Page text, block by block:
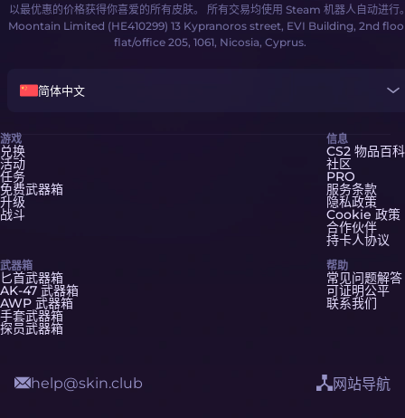
以最优惠的价格获得你喜爱的所有皮肤。 所有交易均使用 Steam 机器人自动进行
Moontain Limited (HE410299) 13 Kypranoros street, EVI Building, 2nd
flat/office 205, 1061, Nicosia, Cyprus.
简体中文
游戏
兑换
活动
任务
免费武器箱
升级
战斗
武器箱
匕首武器箱
AK-47 武器箱
AWP 武器箱
手套武器箱
探员武器箱
信息
CS2 物品百科
社区
PRO
服务条款
隐私政策
Cookie 政策
合作伙伴
持卡人协议
帮助
常见问题解答
可证明公平
联系我们
help@skin.club 网站导航